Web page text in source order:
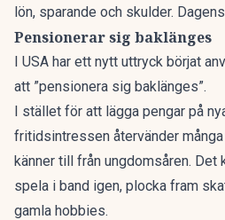
lön, sparande och skulder.
Pensionerar sig baklänges
I USA har ett nytt uttryck börjat
att ”pensionera sig baklänges”.
I stället för att lägga pengar på
fritidsintressen återvänder
känner till från ungdomsåren. Det
spela i band igen, plocka fram
gamla hobbies.